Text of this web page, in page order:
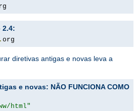
2.4:
. org
diretivas antigas e novas leva a
e novas: NÃO FUNCIONA COMO
html"